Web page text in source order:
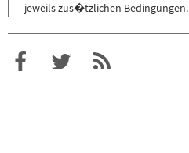
jeweils zus�tzlichen Bedingungen.